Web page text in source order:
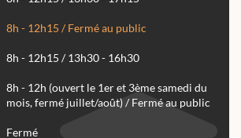
8h - 12h15 / Fermé au public
8h - 12h15 / 13h30 - 16h30
8h - 12h (ouvert le 1er et 3ème samedi du
mois, fermé juillet/août) / Fermé au public
Fermé